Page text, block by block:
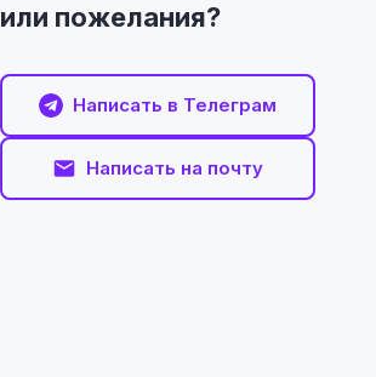
или пожелания?
Написать в Телеграм
Написать на почту